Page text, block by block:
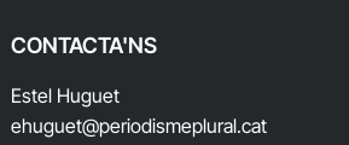
CONTACTA'NS
Estel Huguet
ehuguet@periodismeplural.cat